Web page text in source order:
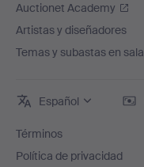
Auctionet Academy
Artistas y diseñadores
Temas y subastas en sala
Español
Términos
Política de privacidad